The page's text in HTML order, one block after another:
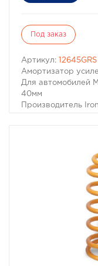
Под заказ
Артикул:
12645GRS
Амортизатор
Для автомобилей
40мм
Производитель